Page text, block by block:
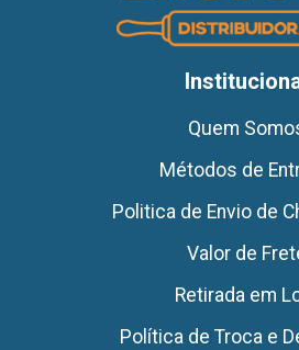
Quem
Métodos de
Politica de Envio de
Valor de
Retirada em
Política de Troca e